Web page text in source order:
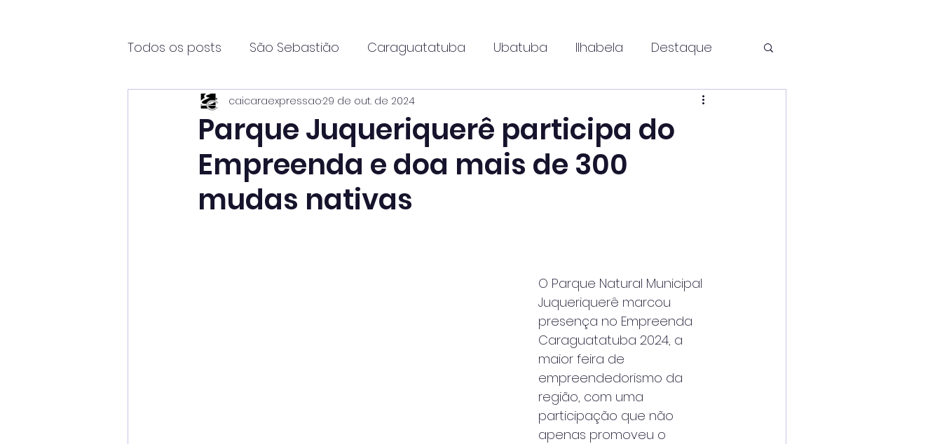
Todos os posts São Sebastião Caraguatatuba Ubatuba Ilhabela Destaque
Página2 Itanhaém Guaratinguetá
Parque Juqueriquerê participa do
Empreenda e doa mais de 300
mudas nativas
caicaraexpressao29 de out. de 2024
O Parque Natural Municipal
Juqueriquerê marcou
presença no Empreenda
Caraguatatuba 2024, a
maior feira de
empreendedorismo da
região, com uma
participação que não
apenas promoveu o